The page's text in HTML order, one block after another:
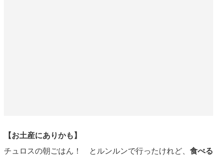
【お土産にありかも】
チュロスの朝ごはん！ とルンルンで行ったけれど、 食べる